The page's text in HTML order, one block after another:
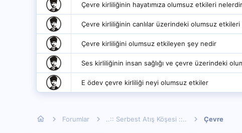
Çevre kirliliğinin hayatımıza olumsuz etkileri nelerdir
Çevre kirliliğinin canlılar üzerindeki olumsuz
Çevre kirliliğini olumsuz etkileyen şey nedir
Ses kirliliğinin insan sağlığı ve çevre üzerindeki
E ödev çevre kirliliği neyi olumsuz etkiler
Forumlar ..:: Serbest Atış Köşesi ::.. Çevre